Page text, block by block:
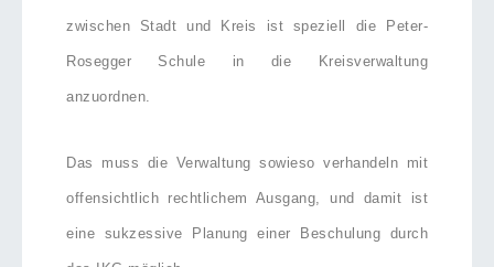
zwischen Stadt und Kreis ist speziell die Peter-
Rosegger Schule in die Kreisverwaltung
anzuordnen.
Das muss die Verwaltung sowieso verhandeln mit
offensichtlich rechtlichem Ausgang, und damit ist
eine sukzessive Planung einer Beschulung durch